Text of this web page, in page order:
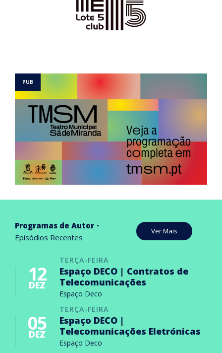
Programas de Autor
Episódios Recentes
Ver Mais
TERÇA-FEIRA
12
DEZ
Espaço DECO | Contratos de
Telecomunicações
Espaço Deco
TERÇA-FEIRA
05
DEZ
Espaço DECO |
Telecomunicações Eletrónicas
Espaço Deco